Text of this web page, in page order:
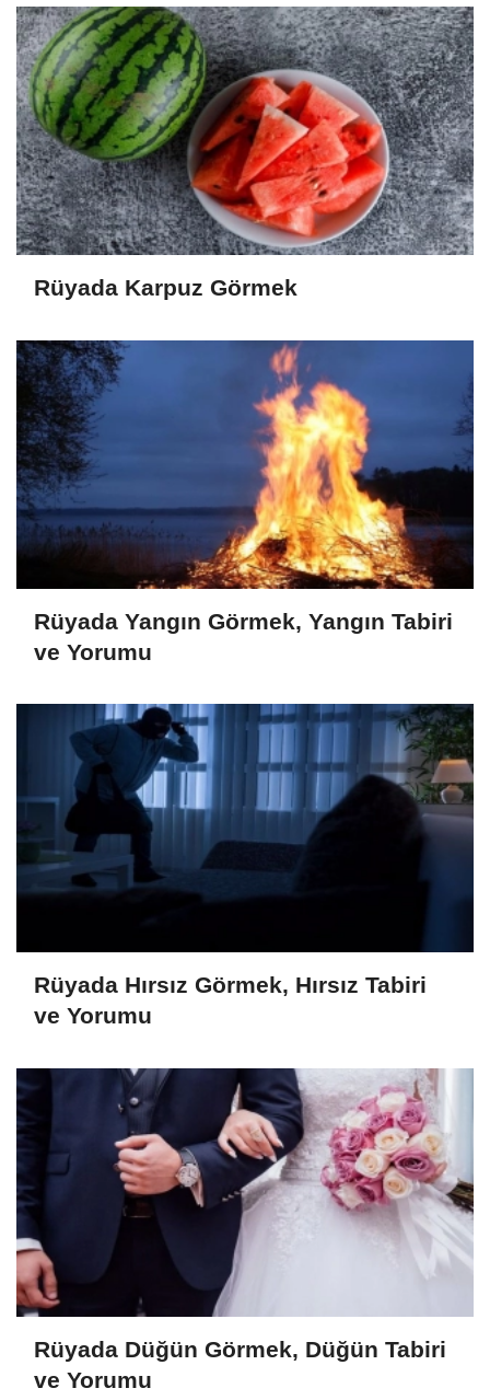
Rüyada Karpuz Görmek
Rüyada Yangın Görmek, Yangın Tabiri
ve Yorumu
Rüyada Hırsız Görmek, Hırsız Tabiri
ve Yorumu
Rüyada Düğün Görmek, Düğün Tabiri
ve Yorumu